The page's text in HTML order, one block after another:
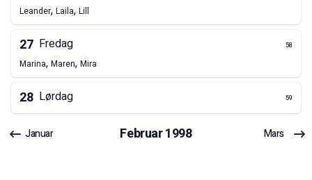
Leander, Laila, Lill
27 Fredag 58
Marina, Maren, Mira
28 Lørdag 59
Januar Februar1998 Mars